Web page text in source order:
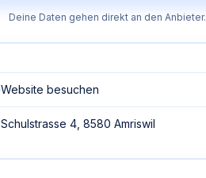
Deine Daten gehen direkt an den Anbieter.
Website besuchen
Schulstrasse 4, 8580 Amriswil